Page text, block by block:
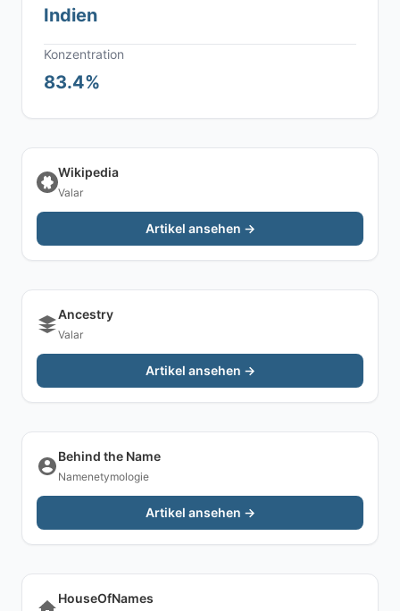
Indien
Konzentration
83.4%
Wikipedia
Valar
Artikel ansehen →
Ancestry
Valar
Artikel ansehen →
Behind the Name
Namenetymologie
Artikel ansehen →
HouseOfNames